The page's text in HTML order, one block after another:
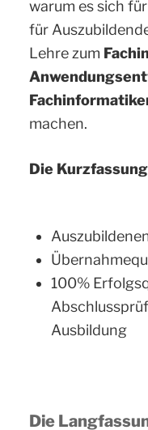
warum es sich
für
Lehre zum
machen.
Die
100%
Ausbildung
Die